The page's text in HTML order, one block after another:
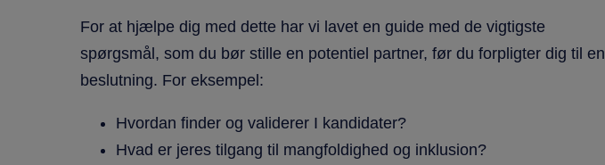
For at hjælpe dig med dette har vi lavet en guide med de vigtigste
spørgsmål, som du bør stille en potentiel partner, før du forpligter dig til en
beslutning. For eksempel:
Hvordan finder og validerer I kandidater?
Hvad er jeres tilgang til mangfoldighed og inklusion?